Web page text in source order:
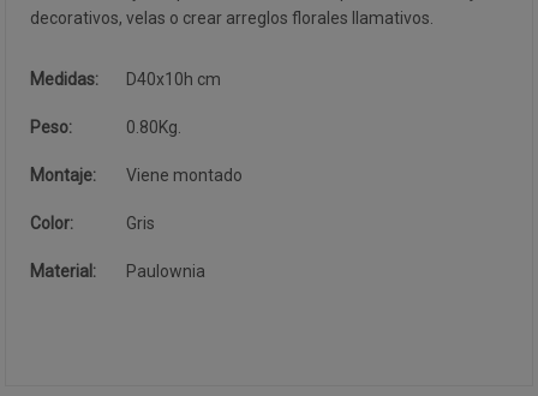
decorativos, velas o crear arreglos florales llamativos.
Medidas: D40x10h cm
Peso: 0.80Kg.
Montaje: Viene montado
Color: Gris
Material: Paulownia